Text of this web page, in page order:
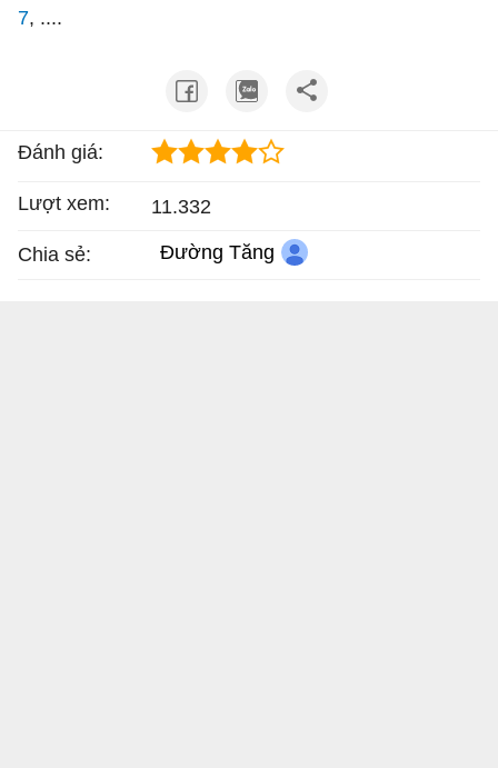
7, ....
Đánh giá:
Lượt xem: 11.332
Chia sẻ: Đường Tăng